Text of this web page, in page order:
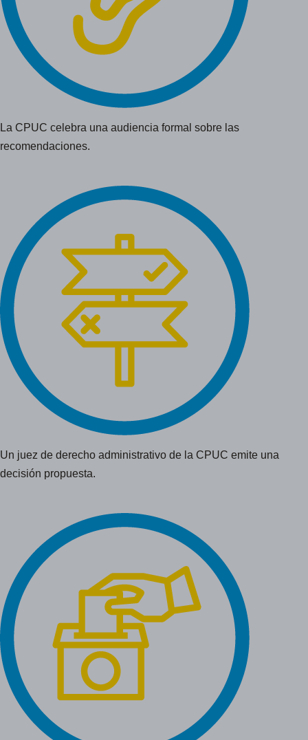
La CPUC celebra una audiencia formal sobre las
recomendaciones.
Un juez de derecho administrativo de la CPUC emite una
decisión propuesta.